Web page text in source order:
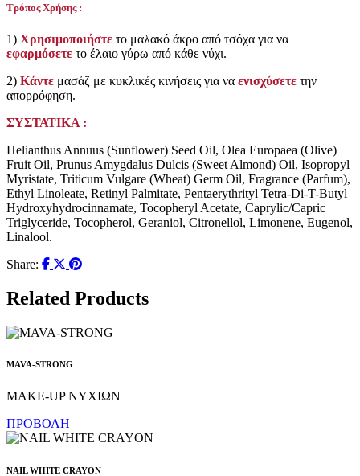
Τρόπος Χρήσης :
1) Χρησιμοποιήστε το μαλακό άκρο από τσόχα για να
εφαρμόσετε το έλαιο γύρω από κάθε νύχι.
2) Κάντε μασάζ με κυκλικές κινήσεις για να ενισχύσετε την
απορρόφηση.
ΣΥΣΤΑΤΙΚΑ :
Helianthus Annuus (Sunflower) Seed Oil, Olea Europaea (Olive)
Fruit Oil, Prunus Amygdalus Dulcis (Sweet Almond) Oil, Isopropyl
Myristate, Triticum Vulgare (Wheat) Germ Oil, Fragrance (Parfum),
Ethyl Linoleate, Retinyl Palmitate, Pentaerythrityl Tetra-Di-T-Butyl
Hydroxyhydrocinnamate, Tocopheryl Acetate, Caprylic/Capric
Triglyceride, Tocopherol, Geraniol, Citronellol, Limonene, Eugenol,
Linalool.
Share:
Related Products
MAVA-STRONG
MAKE-UP ΝΥΧΙΩΝ
ΠΡΟΒΟΛΗ
NAIL WHITE CRAYON